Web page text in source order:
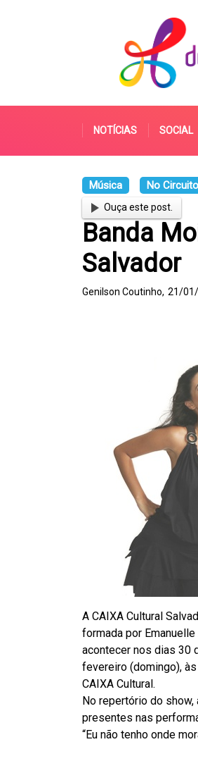
NOTÍCIAS SOCIAL
Música No Circuito
Ouça este post.
Banda
Salvador
Genilson Coutinho, 21/01/
A CAIXA Cultural
formada por
acontecer nos dias 30
fevereiro (domingo),
CAIXA Cultural.
No repertório do
presentes nas
“Eu não tenho onde